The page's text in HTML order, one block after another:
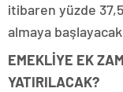
itibaren yüzde
almaya başlayacak
EMEKLİYE EK
YATIRILACAK?